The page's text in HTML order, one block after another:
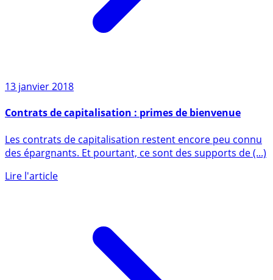
Les contrats de capitalisation restent encore peu connu
des épargnants. Et pourtant, ce sont des supports de (...)